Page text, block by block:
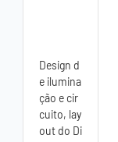
Design d
e ilumina
ção e cir
cuito, lay
out do Di